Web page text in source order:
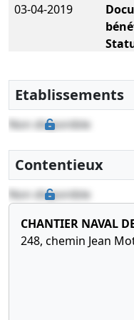
03-04-2019
20-03-2017
jour
de
,
Etablissements
Non disponible
Contentieux
Non disponible
CHANTIER NAVAL
248, chemin Jean